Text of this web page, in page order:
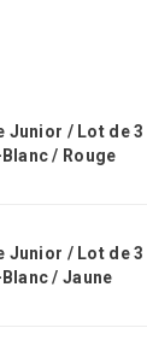
Junior / Lot de 3
/ Rouge
Junior / Lot de 3
/ Jaune